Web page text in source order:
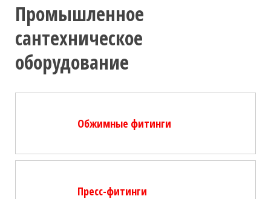
Промышленное
сантехническое
оборудование
Обжимные фитинги
Пресс-фитинги